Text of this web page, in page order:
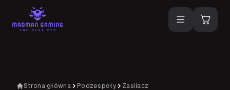
Strona główna Podzespoły
Zasilacz